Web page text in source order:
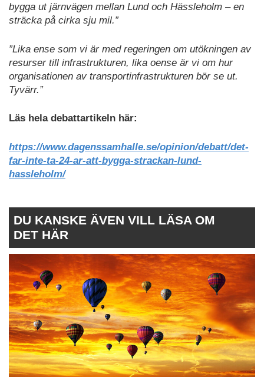
bygga ut järnvägen mellan Lund och Hässleholm – en
sträcka på cirka sju mil.”
”Lika ense som vi är med regeringen om utökningen av
resurser till infrastrukturen, lika oense är vi om hur
organisationen av transportinfrastrukturen bör se ut.
Tyvärr.”
Läs hela debattartikeln här:
https://www.dagenssamhalle.se/opinion/debatt/det-
far-inte-ta-24-ar-att-bygga-strackan-lund-
hassleholm/
DU KANSKE ÄVEN VILL LÄSA OM
DET HÄR